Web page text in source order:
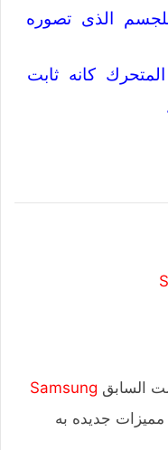
الذى تصوره
كانه ثابت
السابق Samsung
مميزات جديده به